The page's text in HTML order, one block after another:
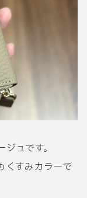
ュです。
くすみカラーで